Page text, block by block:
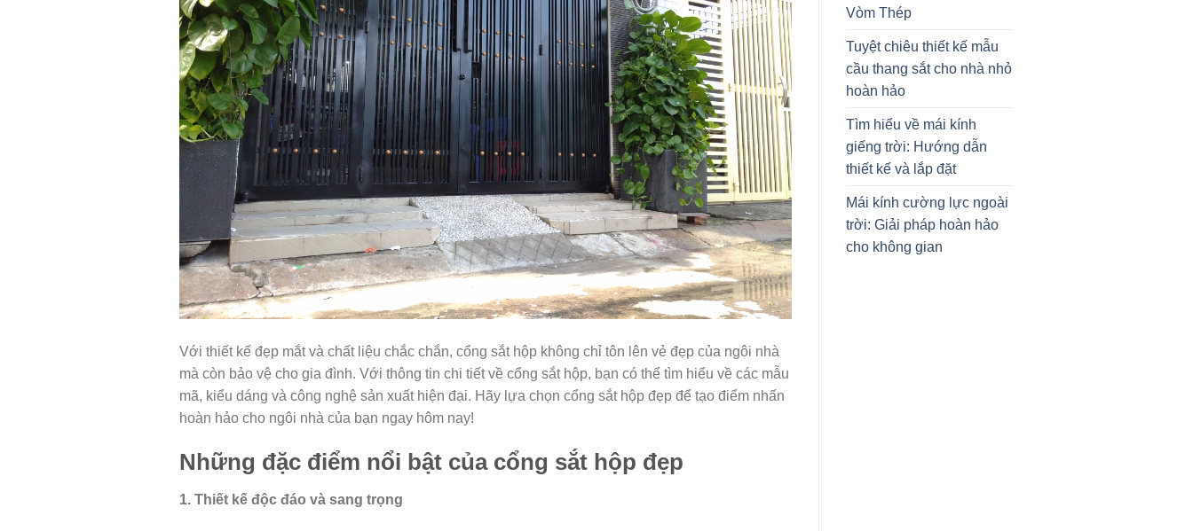
Với thiết kế đẹp mắt và chất liệu chắc chắn, cổng sắt hộp không chỉ tôn lên vẻ đẹp của ngôi nhà
mà còn bảo vệ cho gia đình. Với thông tin chi tiết về cổng sắt hộp, bạn có thể tìm hiểu về các mẫu
mã, kiểu dáng và công nghệ sản xuất hiện đại. Hãy lựa chọn cổng sắt hộp đẹp để tạo điểm nhấn
hoàn hảo cho ngôi nhà của bạn ngay hôm nay!
Những đặc điểm nổi bật của cổng sắt hộp đẹp
1. Thiết kế độc đáo và sang trọng
Vòm Thép
Tuyệt chiêu thiết kế mẫu
cầu thang sắt cho nhà nhỏ
hoàn hảo
Tìm hiểu về mái kính
giếng trời: Hướng dẫn
thiết kế và lắp đặt
Mái kính cường lực ngoài
trời: Giải pháp hoàn hảo
cho không gian